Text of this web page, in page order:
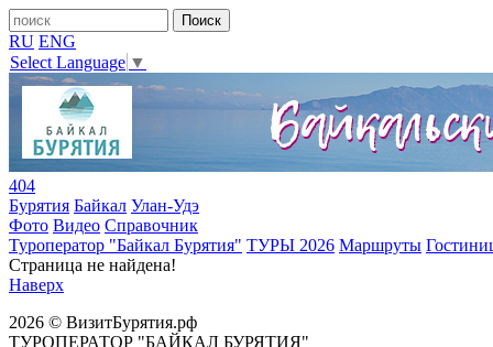
RU ENG
Select Language ▼
404
Бурятия Байкал Улан-Удэ
Фото Видео Справочник
Туроператор "Байкал Бурятия" ТУРЫ 2026 Маршруты
Страница не найдена!
Наверх
2026 © ВизитБурятия.рф
ТУРОПЕРАТОР "БАЙКАЛ БУРЯТИЯ"